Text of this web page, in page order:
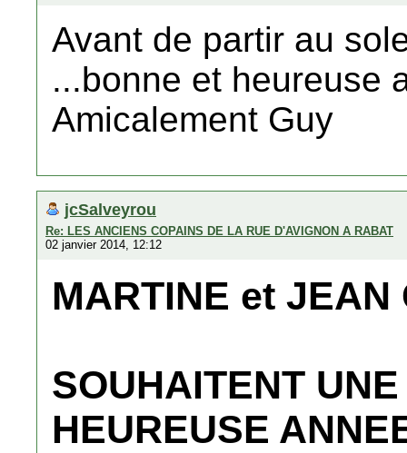
Avant de partir au
...bonne et heureuse
Amicalement Guy
jcSalveyrou
Re: LES ANCIENS COPAINS DE LA RUE D'AVIGNON A RABAT
02 janvier 2014, 12:12
MARTINE et JEAN
SOUHAITENT
HEUREUSE